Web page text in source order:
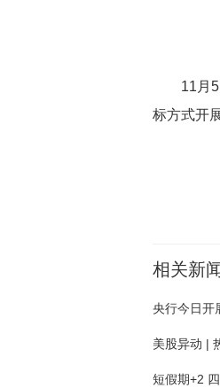
11月
标方式开
相关新
央行今日开
短假期+2